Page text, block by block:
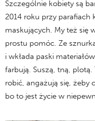
Szczególnie kobiety są
2014 roku przy parafiach
maskujących. My też się
prostu pomóc. Ze
i wkłada paski
farbują. Suszą, tną,
robić, angażują się,
bo to jest życie w